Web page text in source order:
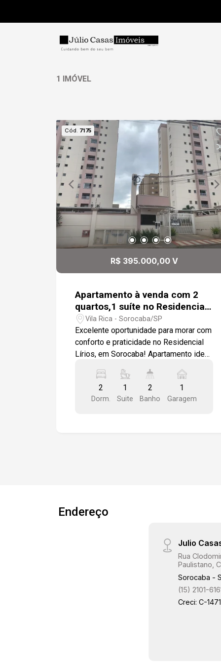
1 IMÓVEL
Cód. 7175
R$ 395.000,00 V
Apartamento à venda com 2
quartos,1 suíte no Residencial
Lírios - Sorocaba
Vila Rica - Sorocaba/SP
Excelente oportunidade para morar com
conforto e praticidade no Residencial
Lírios, em Sorocaba! Apartamento ideal
localização e lazer completo no
condomínio. Sobre o imóvel: 02
dormitórios com modulados e
espaço, ambientes bem distribuídos e
móveis planejados que proporcionam
Infraestrutura do condomínio: Piscina
Condomínio ideal para quem deseja
segurança, lazer e comodidade sem
2
Dorm.
1
Suite
2
Banho
1
Garagem
Endereço
Julio
Rua
Paulistano,
Sorocaba -
(15) 2101-
Creci: C-